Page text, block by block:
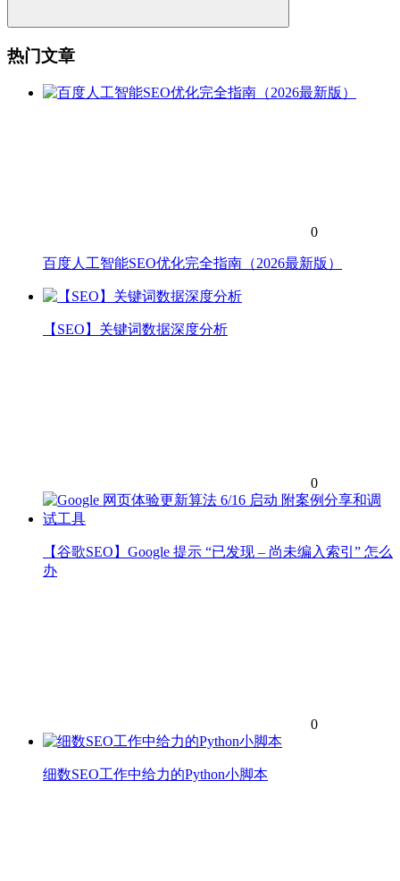
热门文章
0
百度人工智能SEO优化完全指南（2026最新版）
【SEO】关键词数据深度分析
0
【谷歌SEO】Google 提示 “已发现 – 尚未编入索引” 怎么
办
0
细数SEO工作中给力的Python小脚本